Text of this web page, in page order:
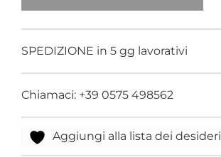
Fiori
quantità
SPEDIZIONE in 5 gg lavorativi
Chiamaci: +39 0575 498562
Aggiungi alla lista dei desideri